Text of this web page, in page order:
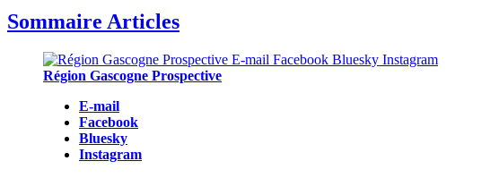
Sommaire Articles
Région Gascogne Prospective
E-mail
Facebook
Bluesky
Instagram